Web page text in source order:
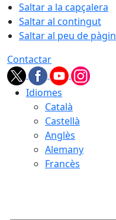
Saltar a la capçalera
Saltar al contingut
Saltar al peu de
Contactar
Idiomes
Català
Castellà
Anglès
Alemany
Francès